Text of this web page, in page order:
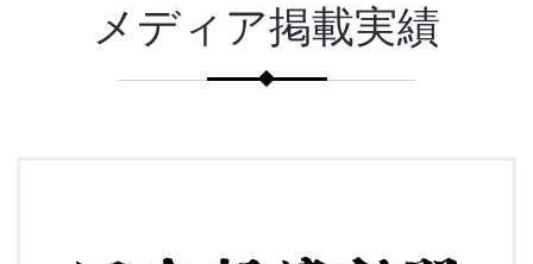
メディア掲載実績